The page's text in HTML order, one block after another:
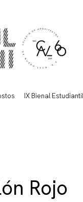
IX Bienal Estudiantil
Rojo